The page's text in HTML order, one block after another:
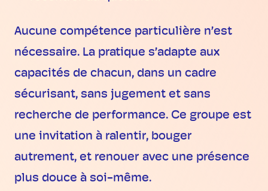
Aucune compétence particulière n’est
nécessaire. La pratique s’adapte aux
capacités de chacun, dans un cadre
sécurisant, sans jugement et sans
recherche de performance. Ce groupe est
une invitation à ralentir, bouger
autrement, et renouer avec une présence
plus douce à soi-même.